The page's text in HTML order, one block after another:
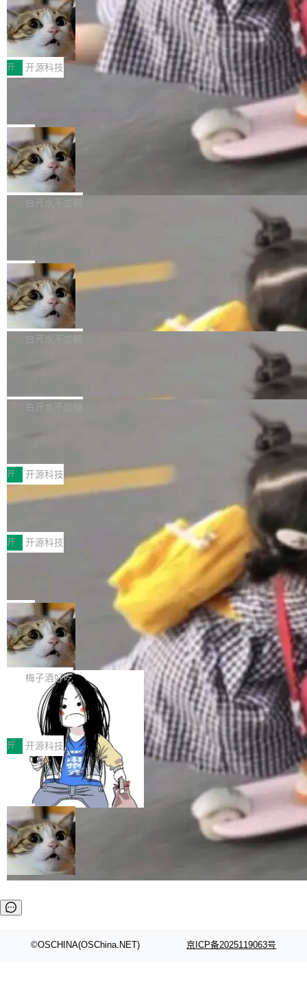
哪些组合有效，作者说，你得靠"文档、校验、或
者部落知识"。 换个写法。Rust 的 enum，两个
变体：Switchable...
有科技公司做的一样。只不过，实际上它不一
样。这是 Sandstorm.io 的重制版，我十年前的
那个创业公司。不同的是，这次它构建在 Cloudf
lare Workers 上——我花了九年时间搭建的平台
——并且深度集成了 AI。这基本上是我十年秘密
Workers 和 Durable Objects 的守护进程。 设
计思路很直接：每个对象是一个独立的 SQLite
数据库，按名称寻址，复制到你自己的 S3 兼容
存储库里。节点之间只通过这个存储库协调——
没有控制平面，没有共识协议。每个对象自带一
个小型数据库，应用天然按分片构建，单个数据
库的竞争和爆炸半径问题在设计层面就被消除
了。 闲置的 cell 会休眠到几乎不占资源。当 cel
l 迁移或唤醒时，新宿主从 S3 恢复 SQLite 数据
库继续执行。存储库是持久化的唯一真相...
鲁大师7月新机性能/流畅/AI榜：vivo夺
性能、流畅双第一，三星Galaxy Z系列
新折叠缺席
2026年7月的手机市场，由于存储等硬件成本暴
增，手机厂商的日子也不好过啊，新机速度明显
放缓，因此硝烟味淡了许多。新机参数规格除开
高价的三星折叠（三星Galaxy Z Fold8 Ultra / Z
Fold8 / Z Flip8）外，其余要么是中低端机器，
例如iQOO Z11i、REDMI Note 17、REDMI No
te 17 Pro、OPPO K15，要么是vivo X300 E这
样的次旗舰。 Galaxy Z Fold8 Ultra / Z Fold8 /
Z Flip8三款折叠屏新机均在7月22日发布，且全
部搭载骁龙8 Elite Gen5 for Galaxy，它们本该
开 开源科技
Zed 编辑器团队发布了新项目——DeltaDB，一
个在 git commit 之间记录每一次编辑操作的版
本控制系统。目前处于 Early Access 阶段。 De
ltaDB 的核心思路直接写在 landing page 最显
眼的位置：「Software is made between com
mits」——软件是在 commit 之间写出来的。git
是把这段空隙补上。 回退到任何一次编辑：Delt
aDB 捕获 commit 之间的每一次操作，...
局
SpaceXAI 单季资本开支达 183 亿美元
根据风险投资人Tomer Tunguz 博客（VC 分
析）披露的最新分析与第二季度业绩报告，Spac
微软同期总资本开支的四成。 与亚马逊、Alpha
bet、微软以及 Meta 等传统科技巨头相比，Spa
ceXAI的资金消耗速度尤为引人瞩目。然而，支
撑庞大支出的资金来源却呈现出截然不同的面
貌。数据显示，微软和 Meta 主要依托充沛的经
白开水不加糖
一个在终端里运行的编程 agent；Muse Spark
1.2，驱动这个 agent 的新模型。一句话概括：
你可以用 curl -fsSL https://dev.meta.ai/install.
sh | bash 安装一个能在大项目里自动规划、写
代码、验证结果的 AI 终端工具。 据介绍，Muse
个主 agent 循环，外加一组后台 agent。这些后
局
美团开源 LoHoSearch，用知识图谱校
准 AI 能力认知
机器出题的前提，是让机器拥有全局视野。整个
构建流程可以分为四个环节：建图 → 控制难度
白开水不加糖
库，并将作为transport接入Mooncake TENT。
MPComm将作为一种传输引擎接入Mooncake T
ENT，实现零拷贝传输性能提升30%、非零拷贝
传输性能最高提升5倍。UCL-MPComm底层基
于自研UCL-Engine通信引擎，后续腾讯网平将
持续开源更多基于UCL-Engine的高性能通信组
件。 腾讯网平团队在UCL-MPComm中实现了一
个独立于业务线程的全局通信引擎（Engine），
白开水不加糖
型案例入选名单》，深信服“面向企业研发场景的
开源 AI 编程平台 CoStrict 应用”凭借卓越的技术
创新与落地成效成功入选。 全链路私有化部署，
助力企业AI研发安全落地 当前，越来越多企业已
经开始引入 AI Coding 工具，通过调用公有云模
型或企业内部部署模型提升研发效率。但随着 AI
Coding 从个人辅助工具逐步走向团队级、组织
级应用，企业在规模化落地过程中，对安全性、
可控性和代码质量提出了更高要求。 首先是数据
安全与合规要求。对于大多数普通研发场景，公
有云模型能够满足快速试用和效率提升的需求。
但对于金融、能源、医疗等对数据安全要求较...
开 开源科技
深信服AI算力网关入选工信部人工智能
前不久，工业和信息化部正式发布《2025年人工
智能应用典型案例名单》，集中展示人工智能在
各领域的应用成果，覆盖技术底座、行业赋能、
产品应用、支撑保障、专题等五大方向。深信服
AI算力网关（AI创新平台）成功入选！ 随着各行
各业的Agent走向规模化建设，算力构成形态逐
渐丰富，用户关注的重点也在发生变化：不只是
让AI用起来，还要进一步看清混合算力时代下，
Token花在哪里、算力是否被充分利用，以及持
续增长的AI成本该如何优化。 深信服AI算力网关
正是围绕这些实际问题，从Token治理和成本治
理两个方面，让用户的每一份算力都看得清、管
得住、用得稳、省得下、更安全！ 一、从现在开
始，Token使用一目...
开 开源科技
Jeff Dean 离开 Google：一个时代的结
束，一个实验室的开始
Google 员工编号 20。MapReduce 作者之一。
Bigtable 作者之一。TensorFlow 的作者之一。
Gemini 的架构师。Google 首席科学家。 Jeff D
ean 在 Google 工作了 27 年后，宣布离职。 他
不是一个人走。一同离开的还有 Sanjay Ghema
wat（Google 员工编号 23，Jeff Dean 二十多
年的编程搭档，MapReduce 和 Bigtable 的共同
作者）、Quoc Le（Google 大脑核心成员，Se
q2Seq 和 DocAI 的共同发明人）以及 Oriol Vin
yals（Gemini 联合负责人，AlphaSta...
局
🔥 SolonCode v2026.8.4 发布：界面
字体可调、22 种语言、记忆搜索增强
打开终端就能上岗的全中文编码智能体，这一轮
把「看得清、用母语、记得住」三件事一次补
齐。 SolonCode 是什么 SolonCode 是杭州无
耳科技研发的企业级终端编码智能体——一位全
中文驱动的数字员工，自主理解需求、规划步
骤、编写代码。不挑模型、不挑平台，curl 一行
装完即用。 开源地址：Gitee · GitCode · GitHu
b 安装 支持 Java 8+（8~26）、macOS / Linu
x / Windows / Harmony PC。 # macOS / Linu
x / Harmony PC curl -fsSL https://solon.noea
r.org/solon...
梅子酒好吃
让“代码语义理解”深度释放AI Coding
价值潜能：华为云码道（CodeArts）
代码仓技术解析
一、代码仓深度理解技术的作用与价值 在软件工
程实践中，代码仓是企业核心知识资产的主要载
体。企业级代码仓库通常包含数十万乃至数百万
个文件，其规模远超单次模型调用可承载的上下
文窗口。随着项目规模的持续扩张与代码历史的
不断累积，代码仓中的模块关系、接口契约、业
务逻辑等关键信息往往分散于数十乃至数百个文
件之中，形成高度复杂的知识关联网络。传统的
代码检索手段（如关键词匹配、目录遍历）仅能
在语法层面完成文本定位，难以触及代码的语义
理解大规模代码仓时面临显著"代码仓理解"瓶
e深度理解服务"）是华为云码道（CodeA...
开 开源科技
一条“删库”命令跑 17 小时，算法工程
师删光 89TB 数据只为干私活
最高人民检察院8月4日公布了一起案件：北京一
名90后算法工程师王某，为了给自己接的私活腾
服务器空间，删光了公司AI游戏部门的全部核心
数据。 王某2024年1月入职东城区某科技公司AI
短剧部门，有互联网大厂背景。在公司内部架构
调整期间，部门三次通知全员将数据从A集群迁
数据。2024年9月3日下午4点，他使用此前登录
称为"删库跑路"的命令——最高管理员权限、无
局
©OSCHINA(OSChina.NET) 京ICP备2025119063号